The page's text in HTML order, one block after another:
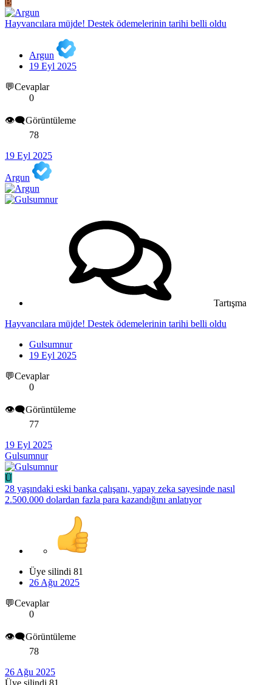
Hayvancılara müjde! Destek ödemelerinin tarihi belli oldu
Argun
19 Eyl 2025
💬Cevaplar
0
👁️‍🗨️Görüntüleme
78
19 Eyl 2025
Argun
Tartışma
Hayvancılara müjde! Destek ödemelerinin tarihi belli oldu
Gulsumnur
19 Eyl 2025
💬Cevaplar
0
👁️‍🗨️Görüntüleme
77
19 Eyl 2025
Gulsumnur
Ü
28 yaşındaki eski banka çalışanı, yapay zeka sayesinde nasıl
2.500.000 dolardan fazla para kazandığını anlatıyor
Üye silindi 81
26 Ağu 2025
💬Cevaplar
0
👁️‍🗨️Görüntüleme
78
26 Ağu 2025
Üye silindi 81